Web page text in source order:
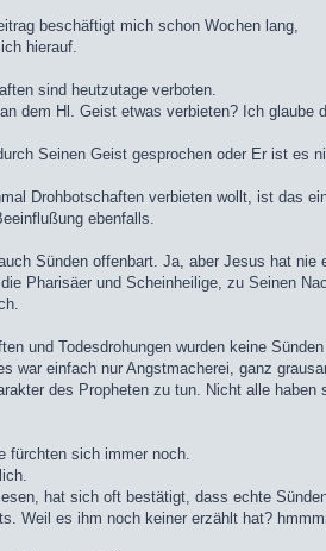
beschäftigt mich schon Wochen lang,
hierauf.
sind heutzutage verboten.
dem Hl. Geist etwas verbieten? Ich glaube
Seinen Geist gesprochen oder Er ist es
Drohbotschaften verbieten wollt, ist das
ebenfalls.
Sünden offenbart. Ja, aber Jesus hat
Pharisäer und Scheinheilige, zu Seinen
und Todesdrohungen wurden keine
war einfach nur Angstmacherei, ganz
des Propheten zu tun. Nicht alle
fürchten sich immer noch.
hat sich oft bestätigt, dass echte
Weil es ihm noch keiner erzählt hat?